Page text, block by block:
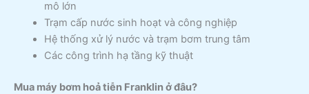
mô lớn
Trạm cấp nước sinh hoạt và công nghiệp
Hệ thống xử lý nước và trạm bơm trung tâm
Các công trình hạ tầng kỹ thuật
Mua máy bơm hoả tiễn Franklin ở đâu?